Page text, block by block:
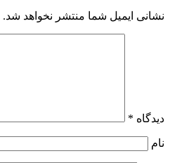
نشانی ایمیل شما منتشر نخواهد شد.
دیدگاه *
نام